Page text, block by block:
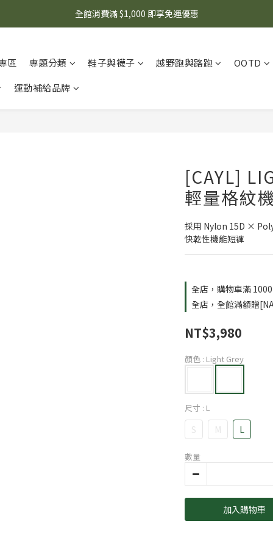
🌟 想知道現在有什麼優惠嗎？ 點擊查看最新優惠！
全館消費滿 $1,000 即享免運優惠
區 專題分類 鞋子與襪子 越野跑與路跑
OOTD
運動補給品牌
[CAYL]
輕量格紋
採用 Nylon 15D ×
快乾性機能短褲
全店，購物車滿
全店，全館滿額贈
NT$3,980
顏色 : Light Grey
尺寸 : L
S M L
數量
加入購物車